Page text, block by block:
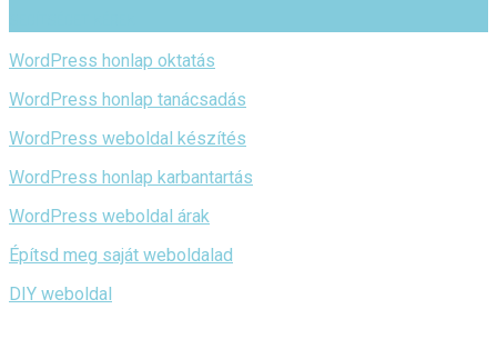
WordPress honlap oktatás
WordPress honlap tanácsadás
WordPress weboldal készítés
WordPress honlap karbantartás
WordPress weboldal árak
Építsd meg saját weboldalad
DIY weboldal